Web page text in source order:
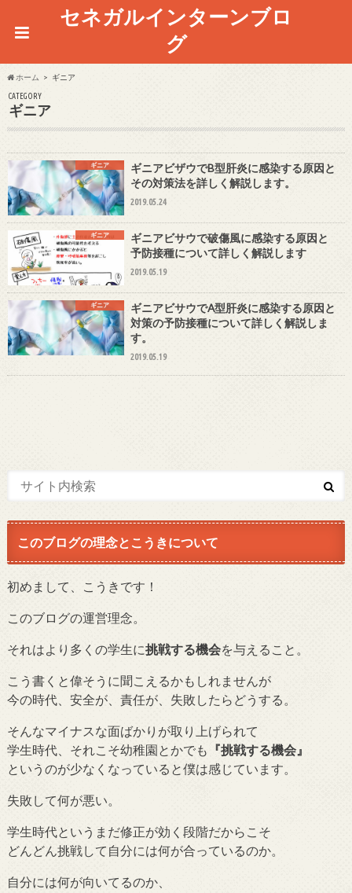
セネガルインターンブロ
グ
ホーム ギニア
CATEGORY
ギニア
ギニア
ギニアビザウでB型肝炎に感染する原因と
その対策法を詳しく解説します。
2019.05.24
ギニア
ギニアビサウで破傷風に感染する原因と
予防接種について詳しく解説します
2019.05.19
ギニア
ギニアビサウでA型肝炎に感染する原因と
対策の予防接種について詳しく解説しま
す。
2019.05.19
このブログの理念とこうきについて
初めまして、こうきです！
このブログの運営理念。
それはより多くの学生に挑戦する機会を与えること。
こう書くと偉そうに聞こえるかもしれませんが
今の時代、安全が、責任が、失敗したらどうする。
そんなマイナスな面ばかりが取り上げられて
学生時代、それこそ幼稚園とかでも 『挑戦する機会』
というのが少なくなっていると僕は感じています。
失敗して何が悪い。
学生時代というまだ修正が効く段階だからこそ
どんどん挑戦して自分には何が合っているのか。
自分には何が向いてるのか、